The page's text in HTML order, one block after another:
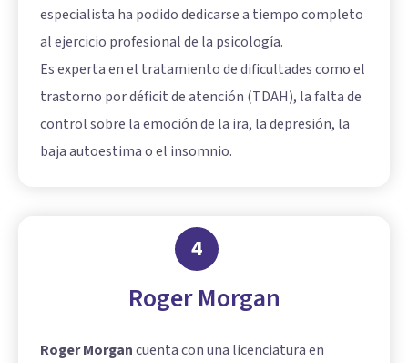
especialista ha podido dedicarse a tiempo completo
al ejercicio profesional de la psicología.
Es experta en el tratamiento de dificultades como el
trastorno por déficit de atención (TDAH), la falta de
control sobre la emoción de la ira, la depresión, la
baja autoestima o el insomnio.
4
Roger Morgan
Roger Morgancuenta con una licenciatura en